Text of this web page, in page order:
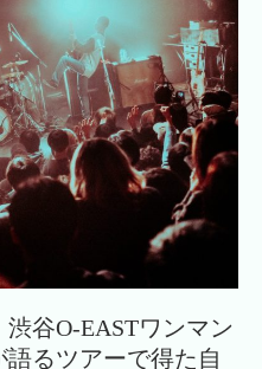
谷O-EASTワンマン
るツアーで得た自